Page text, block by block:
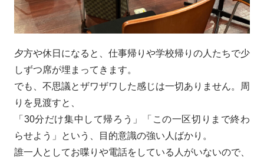
夕方や休日になると、仕事帰りや学校帰りの人たちで少
しずつ席が埋まってきます。
でも、不思議とザワザワした感じは一切ありません。周
りを見渡すと、
「30分だけ集中して帰ろう」「この一区切りまで終わ
らせよう」という、目的意識の強い人ばかり。
誰一人としてお喋りや電話をしている人がいないので、